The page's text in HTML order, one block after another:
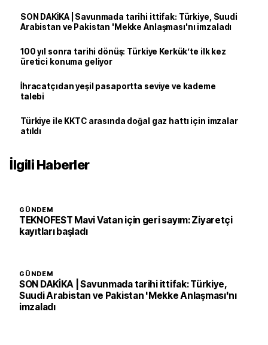
SON DAKİKA | Savunmada tarihi ittifak: Türkiye, Suudi
Arabistan ve Pakistan 'Mekke Anlaşması'nı imzaladı
100 yıl sonra tarihi dönüş: Türkiye Kerkük’te ilk kez
üretici konuma geliyor
İhracatçıdan yeşil pasaportta seviye ve kademe
talebi
Türkiye ile KKTC arasında doğal gaz hattı için imzalar
atıldı
İlgili Haberler
GÜNDEM
TEKNOFEST Mavi Vatan için geri sayım: Ziyaretçi
kayıtları başladı
GÜNDEM
SON DAKİKA | Savunmada tarihi ittifak: Türkiye,
Suudi Arabistan ve Pakistan 'Mekke Anlaşması'nı
imzaladı